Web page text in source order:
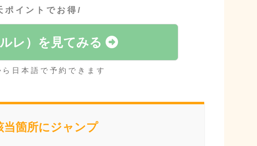
ポイントでお得/
レ）を見てみる
日本語で予約できます
箇所にジャンプ